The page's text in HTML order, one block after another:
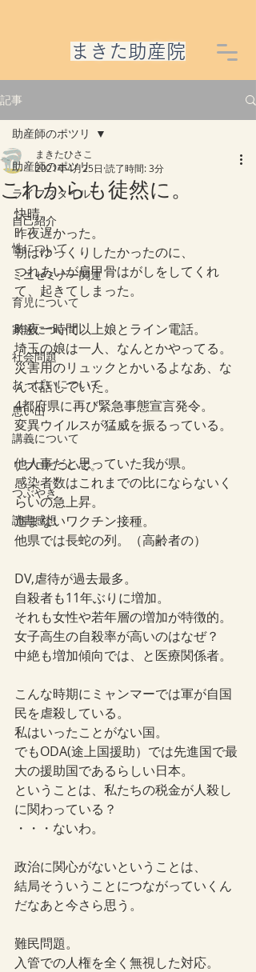
​まきた助産院
記事
助産師のポツリ
ライフスタイル
自己紹介
性について
ミニセミナー関連
育児について
家族について
社会問題
おっぱいについて
思い出
講義について
リプロについて。
つぶやき
読書感想
助産師のポツリ
これからも徒然に。
まきたひさこ
2021年4月25日 読了時間: 3分
快晴。
昨夜遅かった。
朝はゆっくりしたかったのに、
つれあいが肩甲骨はがしをしてくれ
て、起きてしまった。
昨夜一時間以上娘とライン電話。
埼玉の娘は一人、なんとかやってる。
災害用のリュックとかいるよなあ、な
んて話していた。
4都府県に再び緊急事態宣言発令。
変異ウイルスが猛威を振るっている。
他人事だと思っていた我が県。
感染者数はこれまでの比にならないく
らいの急上昇。
進まないワクチン接種。
他県では長蛇の列。（高齢者の）
DV,虐待が過去最多。
自殺者も11年ぶりに増加。
それも女性や若年層の増加が特徴的。
女子高生の自殺率が高いのはなぜ？
中絶も増加傾向では、と医療関係者。
こんな時期にミャンマーでは軍が自国
民を虐殺している。
私はいったことがない国。
でもODA(途上国援助）では先進国で最
大の援助国であるらしい日本。
ということは、私たちの税金が人殺し
に関わっている？
・・・ないわ。
政治に関心がないということは、
結局そういうことにつながっていくん
だなあと今さら思う。
難民問題。
入管での人権を全く無視した対応。